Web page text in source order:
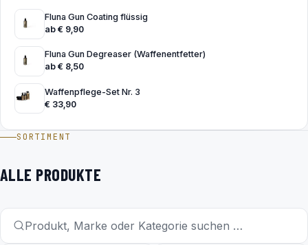
Fluna Gun Coating flüssig
ab € 9,90
Fluna Gun Degreaser (Waffenentfetter)
ab € 8,50
Waffenpflege-Set Nr. 3
€ 33,90
SORTIMENT
ALLE PRODUKTE